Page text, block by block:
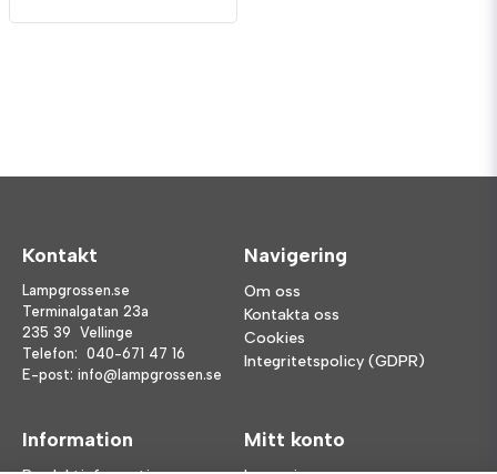
Kontakt
Lampgrossen.se
Terminalgatan 23a
235 39 Vellinge
Telefon: 040-671 47 16
E-post: info@lampgrossen.se
Navigering
Om oss
Kontakta oss
Cookies
Integritetspolicy (GDPR)
Information Mitt konto